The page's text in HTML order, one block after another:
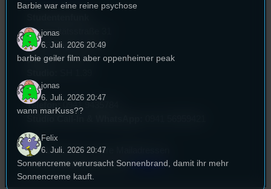
Universitätsstraße 31
93053 Regensburg
Büro:PT 4.0.73
Telefon:
Überblick über unsere Mailadressen
und Kontaktformular unterKontakt!
Barbie war eine reine psychose
jonas
6. Juli. 2026 20:49
barbie geiler film aber oppenheimer peak
jonas
6. Juli. 2026 20:47
wann marKuss??
Felix
6. Juli. 2026 20:47
Sonnencreme verursacht Sonnenbrand, damit ihr mehr
Sonnencreme kauft.